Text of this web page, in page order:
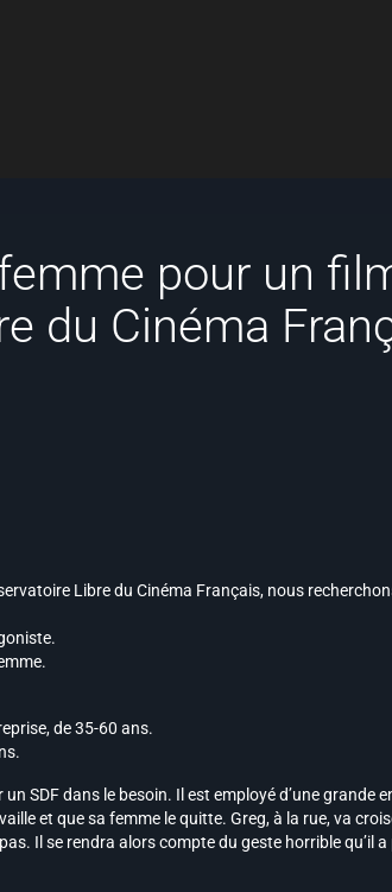
pour un
du Cinéma
Libre du Cinéma Français, nous
de 35-60 ans.
SDF dans le besoin. Il est employé d’une grande
et que sa femme le quitte. Greg, à la rue, va
Il se rendra alors compte du geste horrible qu’il